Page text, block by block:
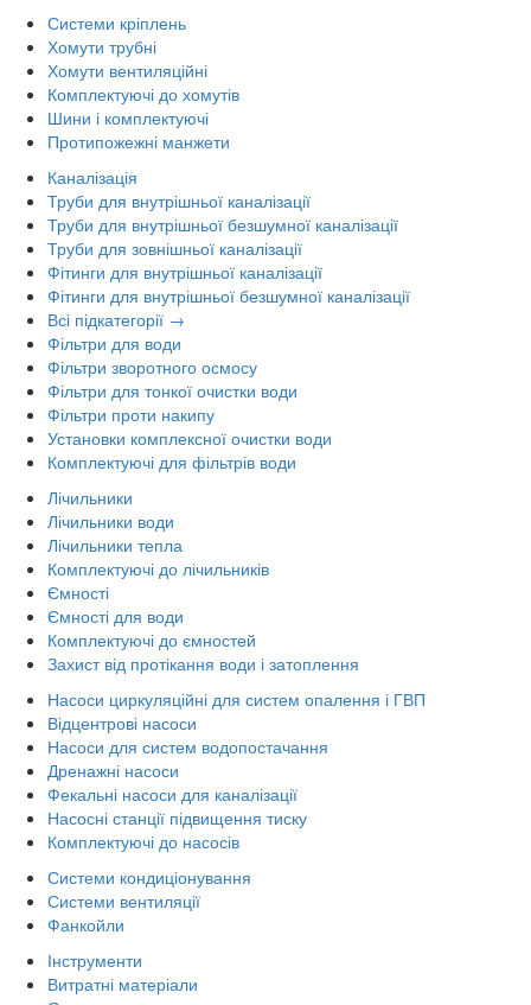
Системи кріплень
Хомути трубні
Хомути вентиляційні
Комплектуючі до хомутів
Шини і комплектуючі
Протипожежні манжети
Каналізація
Труби для внутрішньої каналізації
Труби для внутрішньої безшумної каналізації
Труби для зовнішньої каналізації
Фітинги для внутрішньої каналізації
Фітинги для внутрішньої безшумної каналізації
Всі підкатегорії →
Фільтри для води
Фільтри зворотного осмосу
Фільтри для тонкої очистки води
Фільтри проти накипу
Установки комплексної очистки води
Комплектуючі для фільтрів води
Лічильники
Лічильники води
Лічильники тепла
Комплектуючі до лічильників
Ємності
Ємності для води
Комплектуючі до ємностей
Захист від протікання води і затоплення
Насоси циркуляційні для систем опалення і ГВП
Відцентрові насоси
Насоси для систем водопостачання
Дренажні насоси
Фекальні насоси для каналізації
Насосні станції підвищення тиску
Комплектуючі до насосів
Системи кондиціонування
Системи вентиляції
Фанкойли
Інструменти
Витратні матеріали